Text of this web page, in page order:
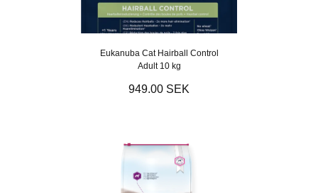
Eukanuba Cat Hairball Control
Adult 10 kg
949.00 SEK